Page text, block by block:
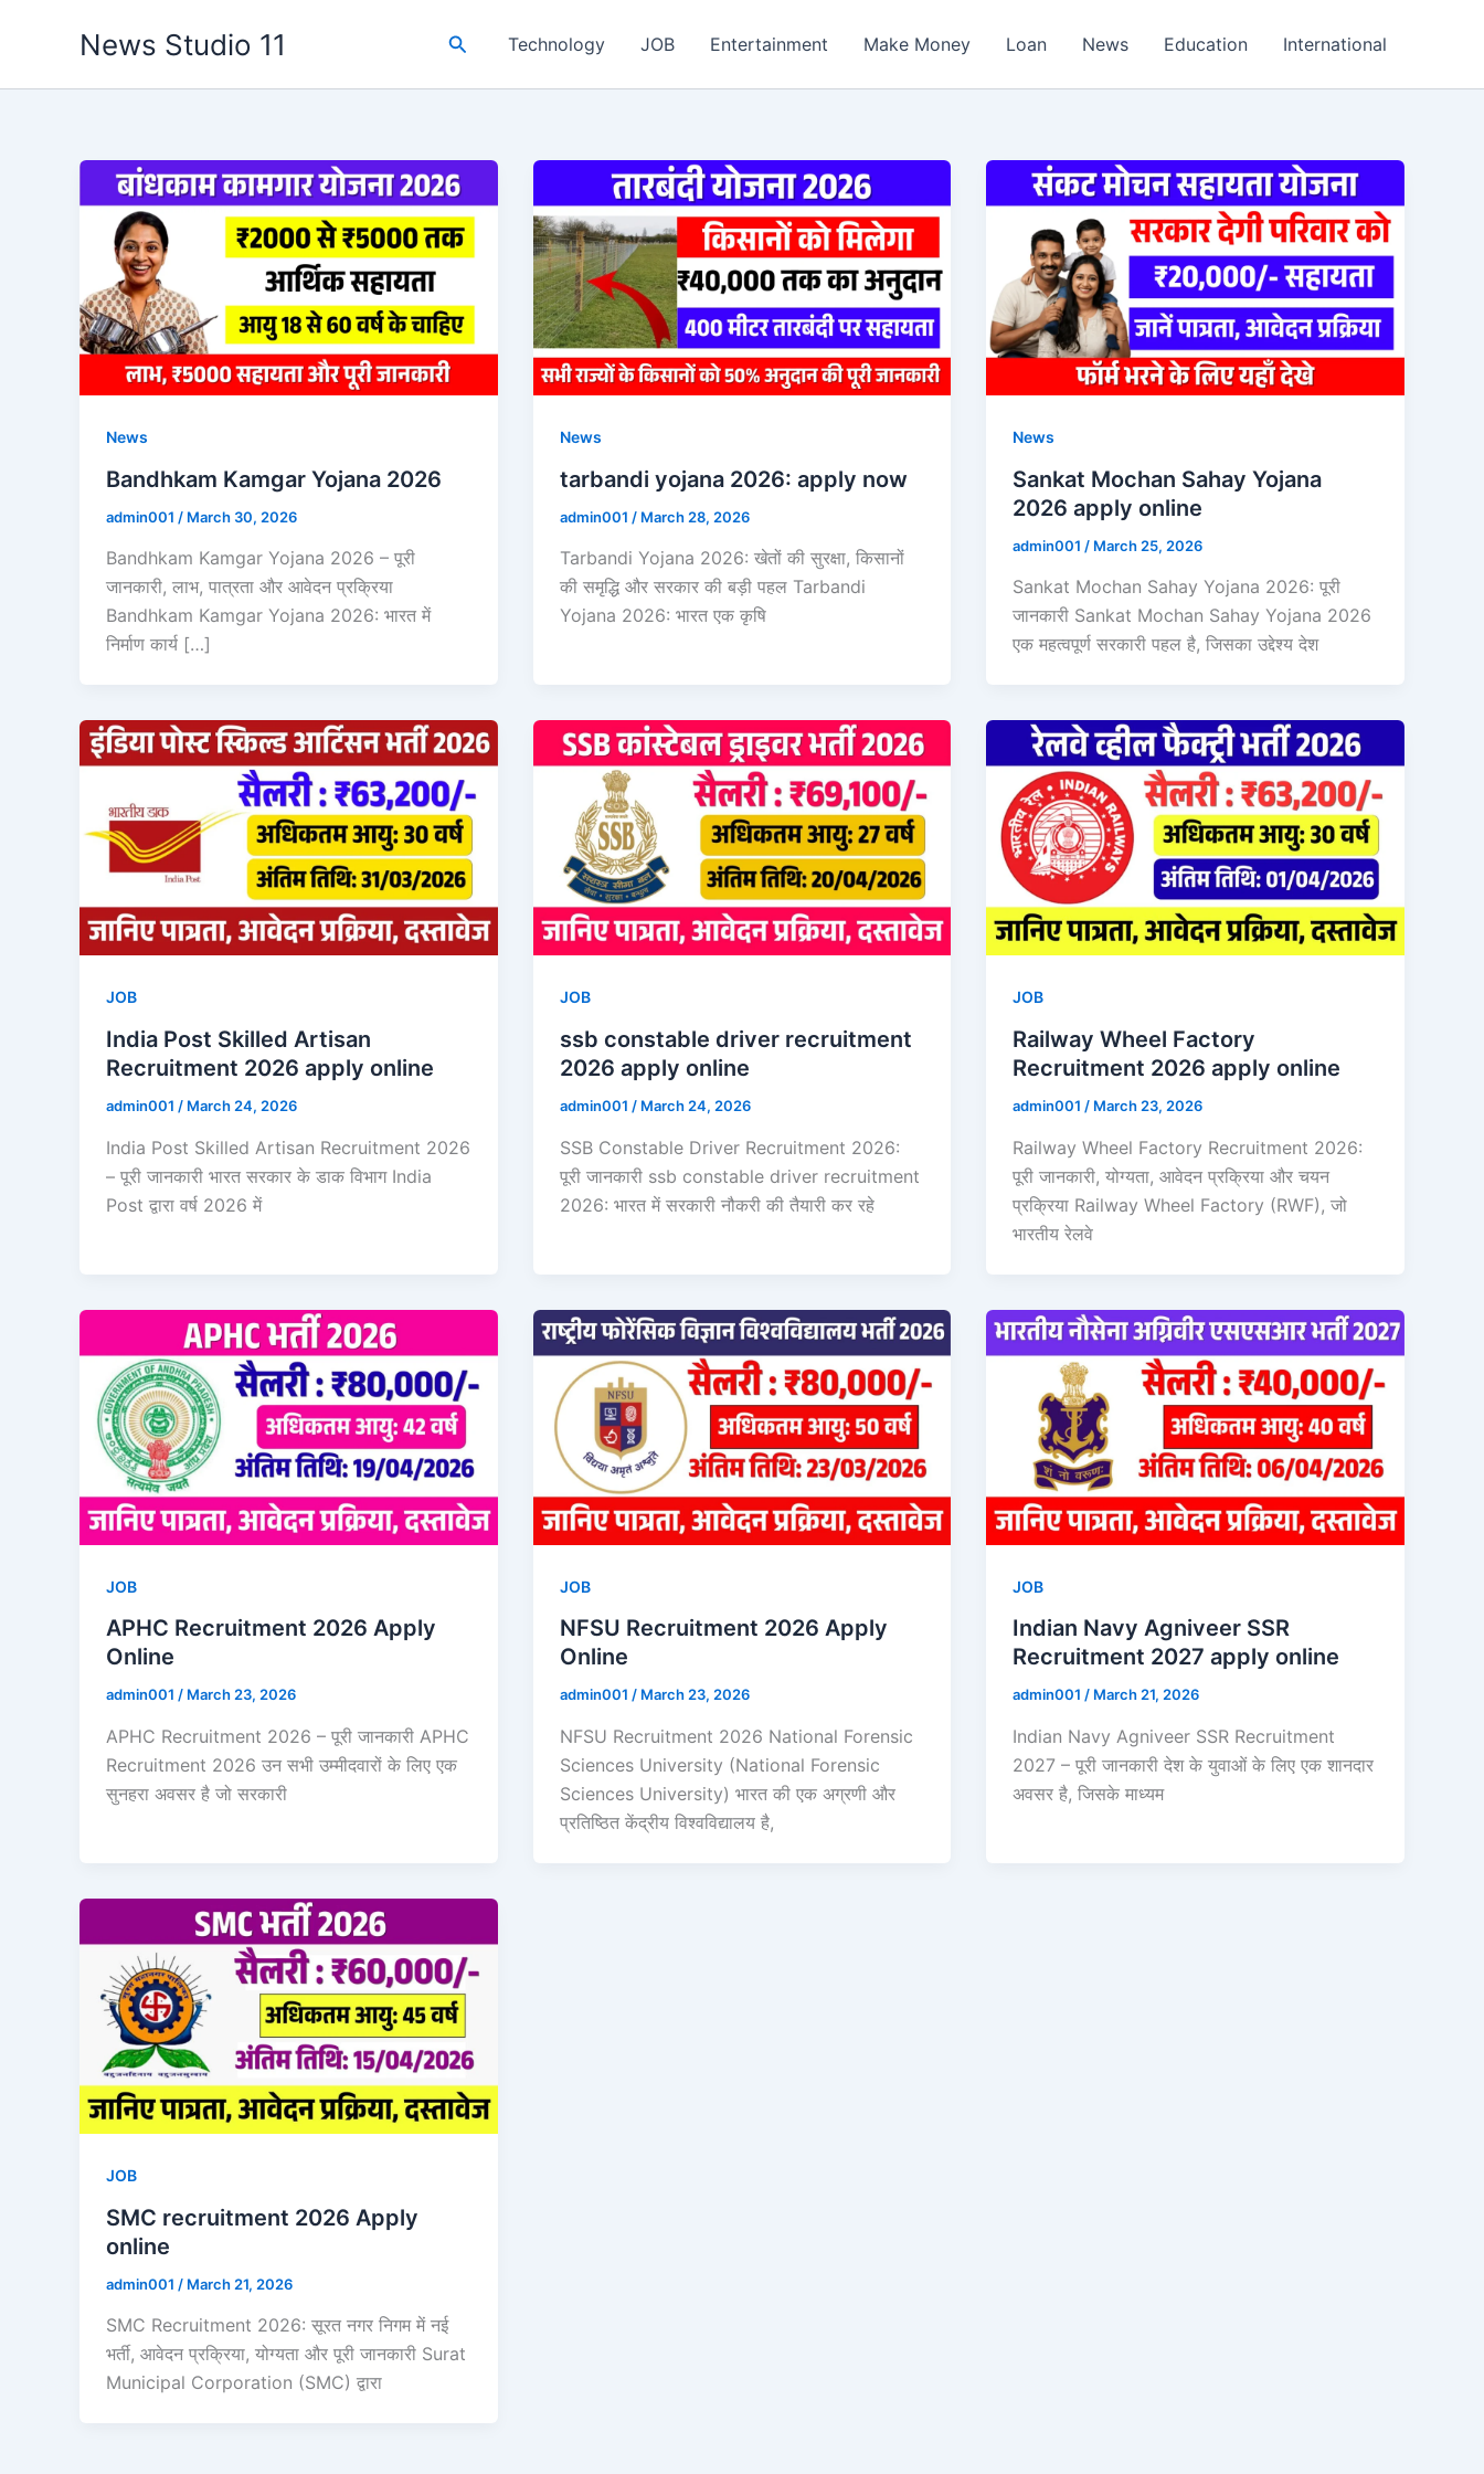
News Studio 11 SearchTechnology JOB Entertainment Make Money Loan News Education International
News
Bandhkam Kamgar Yojana 2026
admin001 / March 30, 2026
Bandhkam Kamgar Yojana 2026 – पूरी
जानकारी, लाभ, पात्रता और आवेदन प्रक्रिया
Bandhkam Kamgar Yojana 2026: भारत में
निर्माण कार्य […]
News
tarbandi yojana 2026: apply now
admin001 / March 28, 2026
Tarbandi Yojana 2026: खेतों की सुरक्षा, किसानों
की समृद्धि और सरकार की बड़ी पहल Tarbandi
Yojana 2026: भारत एक कृषि
News
Sankat Mochan Sahay Yojana
2026 apply online
admin001 / March 25, 2026
Sankat Mochan Sahay Yojana 2026: पूरी
जानकारी Sankat Mochan Sahay Yojana 2026
एक महत्वपूर्ण सरकारी पहल है, जिसका उद्देश्य देश
JOB
India Post Skilled Artisan
Recruitment 2026 apply online
admin001 / March 24, 2026
India Post Skilled Artisan Recruitment 2026
– पूरी जानकारी भारत सरकार के डाक विभाग India
Post द्वारा वर्ष 2026 में
JOB
ssb constable driver recruitment
2026 apply online
admin001 / March 24, 2026
SSB Constable Driver Recruitment 2026:
पूरी जानकारी ssb constable driver recruitment
2026: भारत में सरकारी नौकरी की तैयारी कर रहे
JOB
Railway Wheel Factory
Recruitment 2026 apply online
admin001 / March 23, 2026
Railway Wheel Factory Recruitment 2026:
पूरी जानकारी, योग्यता, आवेदन प्रक्रिया और चयन
प्रक्रिया Railway Wheel Factory (RWF), जो
भारतीय रेलवे
JOB
APHC Recruitment 2026 Apply
Online
admin001 / March 23, 2026
APHC Recruitment 2026 – पूरी जानकारी APHC
Recruitment 2026 उन सभी उम्मीदवारों के लिए एक
सुनहरा अवसर है जो सरकारी
JOB
NFSU Recruitment 2026 Apply
Online
admin001 / March 23, 2026
NFSU Recruitment 2026 National Forensic
Sciences University (National Forensic
Sciences University) भारत की एक अग्रणी और
प्रतिष्ठित केंद्रीय विश्वविद्यालय है,
JOB
Indian Navy Agniveer SSR
Recruitment 2027 apply online
admin001/ March 21, 2026
Indian Navy Agniveer SSR Recruitment
2027 – पूरी जानकारी देश के युवाओं के लिए एक शानदार
अवसर है, जिसके माध्यम
JOB
SMC recruitment 2026 Apply
online
admin001 / March 21, 2026
SMC Recruitment 2026: सूरत नगर निगम में नई
भर्ती, आवेदन प्रक्रिया, योग्यता और पूरी जानकारी Surat
Municipal Corporation (SMC) द्वारा